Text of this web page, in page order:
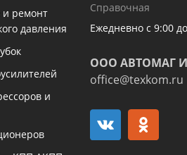
и ремонт
давления
и
Справочная
Ежедневно с 9:00
ООО АВТОМАГ
office@texkom.ru